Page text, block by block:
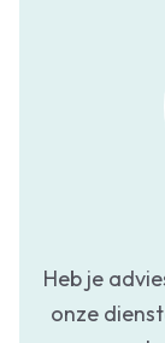
Heb je
onze